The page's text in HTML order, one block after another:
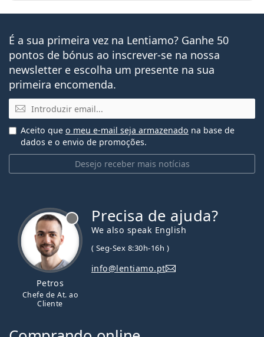
É a sua primeira vez na Lentiamo? Ganhe 50
pontos de bónus ao inscrever-se na nossa
newsletter e escolha um presente na sua
primeira encomenda.
Email
Desejo receber mais notícias
Aceito que o meu e-mail seja armazenado na base de
dados e o envio de promoções.
Petros
Chefe de At. ao
Cliente
Precisa de ajuda?
We also speak English
( Seg-Sex 8:30h-16h )
info@lentiamo.pt